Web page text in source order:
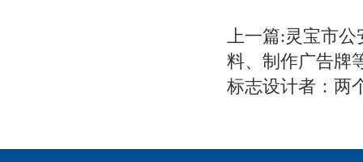
上一篇:灵宝市公
料、制作广告牌
标志设计者：两